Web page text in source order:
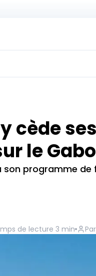
cède
le
son programme
de lecture 3 min Par